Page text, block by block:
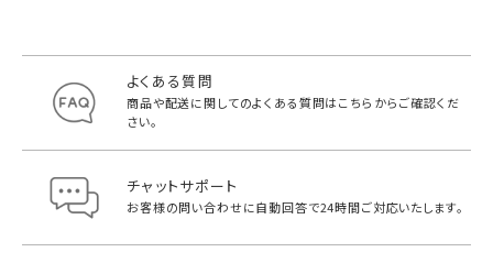
よくある質問
商品や配送に関してのよくある質問はこちらからご確認くだ
さい。
チャットサポート
お客様の問い合わせに自動回答で24時間ご対応いたします。